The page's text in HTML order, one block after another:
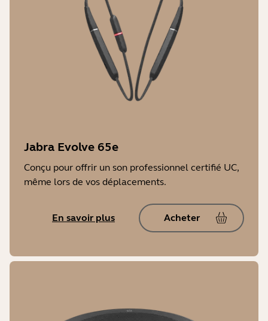
Jabra Evolve 65e
Conçu pour offrir un son professionnel certifié UC,
même lors de vos déplacements.
En savoir plus Acheter